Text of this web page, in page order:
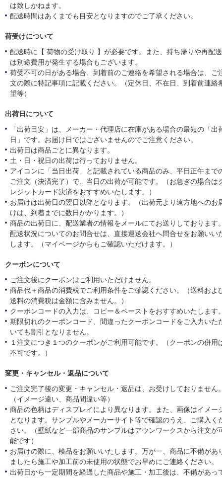
は致しかねます。
配送時間はあくまでも目安となりますのでご了承ください。
荷受けについて
配送時に【 荷物の受け取り 】が必要です。また、持ち帰りや再配
は別途費用が発生する場合もございます。
荷受不可の日がある場合、到着前のご連絡を希望される場合は、ご
文の際に特記事項に記載ください。（定休日、不在日、到着前連絡
望等）
出荷日について
「出荷目安」は、メーカー・代理店に在庫がある場合の最短の「出
日」です。お届け日ではございませんのでご注意ください。
出荷日は商品ごとに異なります。
土・日・祝日の出荷は行っておりません。
アイコンに「当日出荷」と記載されている商品のみ、平日正午まで
ご注文（決済完了）で、当日の出荷が可能です。（お急ぎの場合は
レジットカード決済をおすすめいたします。）
お届けは出荷日の翌日以降となります。（出荷元より遠方地へのお
けは、到着までに数日かかります。）
商品の出荷日に、配送業者の情報をメールにてお送りしております
配送状況についてのお問合せは、直接運送会社へ問合せをお願いい
します。（マイページからもご確認いただけます。）
クーポンについて
ご注文後にクーポンはご利用いただけません。
商品代＋商品の消費税でご利用条件をご確認ください。（送料およ
送料の消費税は金額に含みません。）
クーポンコードの入力は、コピー＆ペーストをおすすめいたします
期限切れのクーポンコード、間違ったクーポンコードをご入力いた
いても割引となりません。
１注文につき１つのクーポンがご利用可能です。（クーポンの併用
不可です。）
変更・キャンセル・返品について
ご注文完了後の変更・キャンセル・返品は、お受けしておりません
（イメージ違い、商品間違い等）
商品の色柄はディスプレイにより異なります。また、画像はイメー
となります。サンプルやメーカーサイト等で確認のうえ、ご購入く
さい。（壁紙など一部商品のサンプルはアウンワークスから注文が
能です）
お届けの際に、検品をお願いいたします。万が一、商品に不備があ
ましたら施工や加工前の未使用の状態でお早めにご連絡ください。
出荷日から一定期間を経過した商品や施工・加工後は、不備があっ